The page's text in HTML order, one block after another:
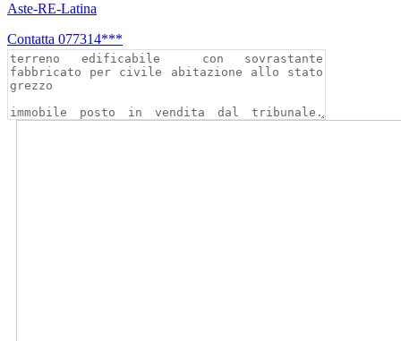
Aste-RE-Latina
Contatta 077314***